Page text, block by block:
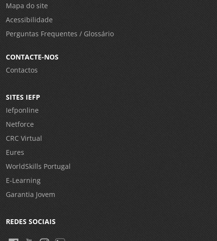
Mapa do site
Acessibilidade
Perguntas Frequentes / Glossário
CONTACTE-NOS
Contactos
SITES IEFP
Iefponline
Netforce
CRC Virtual
Eures
WorldSkills Portugal
E-Learning
Garantia Jovem
REDES SOCIAIS